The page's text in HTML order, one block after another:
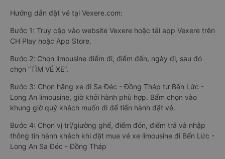
Hướng dẫn đặt vé tại Vexere.com:
Bước 1: Truy cập vào website Vexere hoặc tải app Vexere trên
CH Play hoặc App Store.
Bước 2: Chọn limousine điểm đi, điểm đến, ngày đi, sau đó
chọn “TÌM VÉ XE”.
Bước 3: Chọn hãng xe đi Sa Đéc - Đồng Tháp từ Bến Lức -
Long An limousine, giờ khởi hành phù hợp. Bấm chọn vào
khung giờ quý khách muốn đi để tiến hành đặt vé.
Bước 4: Chọn vị trí/giường ghế, điểm đón, điểm trả và nhập
thông tin hành khách khi đặt mua vé xe limousine đi Bến Lức -
Long An Sa Đéc - Đồng Tháp